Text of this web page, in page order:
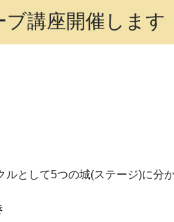
ブ講座開催します
として5つの城(ステージ)に分か